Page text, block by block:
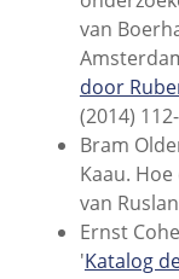
van
door
(2014)
Bram
Kaau.
van
Ernst
'Katalog